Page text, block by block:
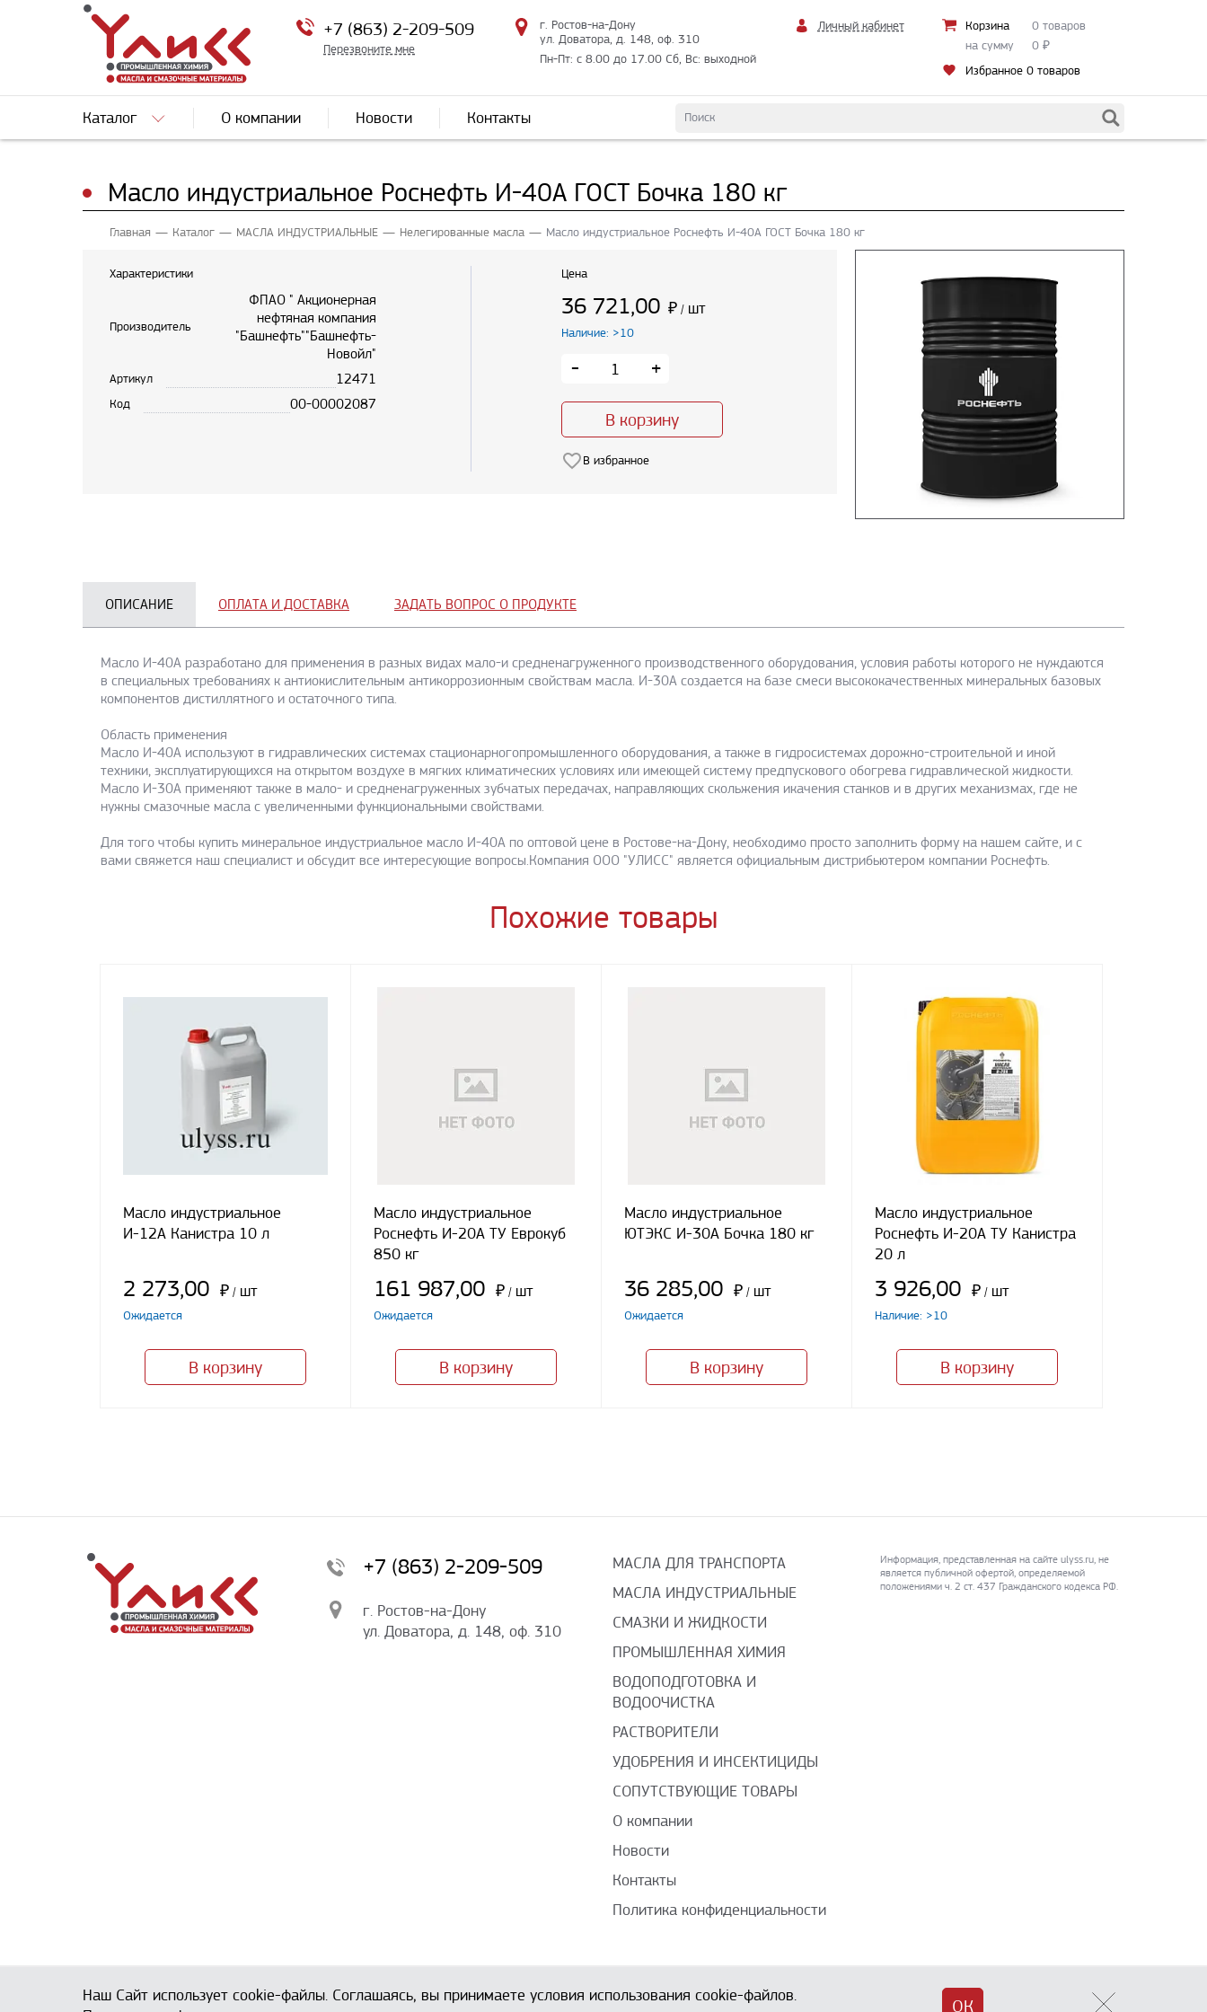
+7 (863) 2-209-509
Перезвоните мне
г. Ростов-на-Дону
ул. Доватора, д. 148, оф. 310
Пн-Пт: с 8.00 до 17.00 Сб, Вс: выходной
Личный кабинет Корзина
0 товаров
на сумму
0 ₽
Избранное0 товаров
Каталог О компании Новости Контакты
Масло индустриальное Роснефть И-40А ГОСТ Бочка 180 кг
Главная Каталог МАСЛА ИНДУСТРИАЛЬНЫЕ Нелегированные масла Масло индустриальное Роснефть И-40А ГОСТ Бочка 180 кг
Характеристики
Производитель
ФПАО " Акционерная
нефтяная компания
"Башнефть""Башнефть-
Новойл"
Артикул 12471
Код 00-00002087
Цена
36 721,00 ₽ / шт
Наличие: >10
- +
В корзину
В избранное
ОПИСАНИЕ ОПЛАТА И ДОСТАВКА ЗАДАТЬ ВОПРОС О ПРОДУКТЕ
Масло И-40А разработано для применения в разных видах мало-и средненагруженного производственного оборудования, условия работы которого не нуждаются
в специальных требованиях к антиокислительным антикоррозионным свойствам масла. И-30А создается на базе смеси высококачественных минеральных базовых
компонентов дистиллятного и остаточного типа.
Область применения
Масло И-40А используют в гидравлических системах стационарногопромышленного оборудования, а также в гидросистемах дорожно-строительной и иной
техники, эксплуатирующихся на открытом воздухе в мягких климатических условиях или имеющей систему предпускового обогрева гидравлической жидкости.
Масло И-30А применяют также в мало- и средненагруженных зубчатых передачах, направляющих скольжения икачения станков и в других механизмах, где не
нужны смазочные масла с увеличенными функциональными свойствами.
Для того чтобы купить минеральное индустриальное масло И-40А по оптовой цене в Ростове-на-Дону, необходимо просто заполнить форму на нашем сайте, и с
вами свяжется наш специалист и обсудит все интересующие вопросы.Компания ООО "УЛИСС" является официальным дистрибьютером компании Роснефть.
Похожие товары
Масло индустриальное
И-12А Канистра 10 л
2 273,00 ₽ / шт
Ожидается
В корзину
Масло индустриальное
Роснефть И-20А ТУ Еврокуб
850 кг
161 987,00 ₽ / шт
Ожидается
В корзину
Масло индустриальное
ЮТЭКС И-30А Бочка 180 кг
36 285,00 ₽ / шт
Ожидается
В корзину
Масло индустриальное
Роснефть И-20А ТУ Канистра
20 л
3 926,00 ₽ / шт
Наличие: >10
В корзину
+7 (863) 2-209-509
г. Ростов-на-Дону
ул. Доватора, д. 148, оф. 310
МАСЛА ДЛЯ ТРАНСПОРТА
МАСЛА ИНДУСТРИАЛЬНЫЕ
СМАЗКИ И ЖИДКОСТИ
ПРОМЫШЛЕННАЯ ХИМИЯ
ВОДОПОДГОТОВКА И
ВОДООЧИСТКА
РАСТВОРИТЕЛИ
УДОБРЕНИЯ И ИНСЕКТИЦИДЫ
СОПУТСТВУЮЩИЕ ТОВАРЫ
О компании
Новости
Контакты
Политика конфиденциальности
Информация, представленная на сайте ulyss.ru, не
является публичной офертой, определяемой
положениями ч. 2 ст. 437 Гражданского кодекса РФ.
© ООО «УЛИСС» ·2008-2026 Разработка сайта — «Askaron Systems»
Наш Сайт использует cookie-файлы. Соглашаясь, вы принимаете условия использования cookie-файлов.
ОК